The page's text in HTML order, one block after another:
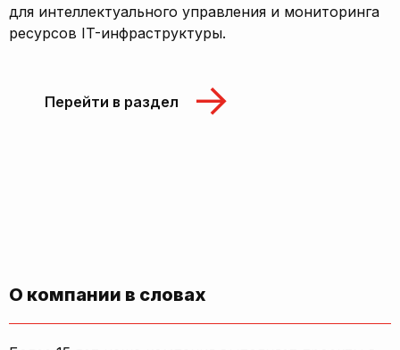
для интеллектуального управления и мониторинга
ресурсов IT-инфраструктуры.
Перейти в раздел
О компании в словах